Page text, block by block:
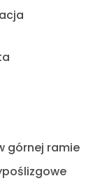
górnej ramie